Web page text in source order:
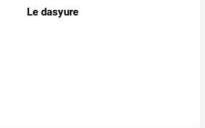
Le dasyure